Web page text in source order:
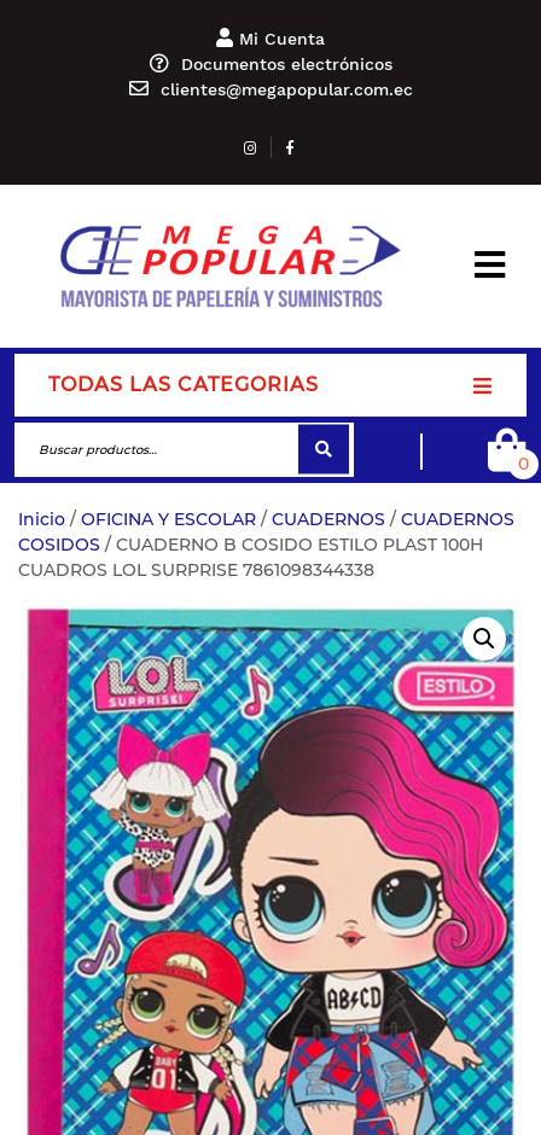
Mi Cuenta
Documentos electrónicos
clientes@megapopular.com.ec
TODAS LAS CATEGORIAS
0
Inicio / OFICINA Y ESCOLAR / CUADERNOS / CUADERNOS
COSIDOS / CUADERNO B COSIDO ESTILO PLAST 100H
CUADROS LOL SURPRISE 7861098344338